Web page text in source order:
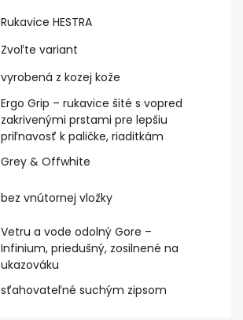
Rukavice HESTRA
Zvoľte variant
vyrobená z kozej kože
Ergo Grip – rukavice šité s vopred
zakrivenými prstami pre lepšiu
priľnavosť k paličke, riaditkám
Grey & Offwhite
bez vnútornej vložky
Vetru a vode odolný Gore –
Infinium, priedušný, zosilnené na
ukazováku
sťahovateľné suchým zipsom